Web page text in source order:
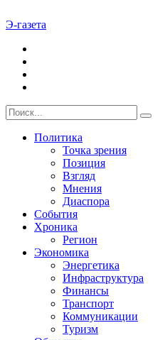
Э-газета
Политика
Точка зрения
Позиция
Взгляд
Мнения
Диаспора
События
Хроника
Регион
Экономика
Энергетика
Инфраструктура
Финансы
Транспорт
Коммуникации
Туризм